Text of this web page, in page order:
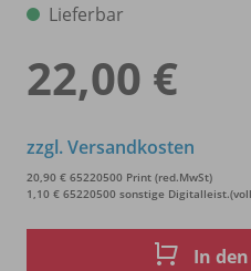
Lieferbar
22,00 €
zzgl. Versandkosten
20,90 € 65220500 Print (red.MwSt)
1,10 € 65220500 sonstige
In